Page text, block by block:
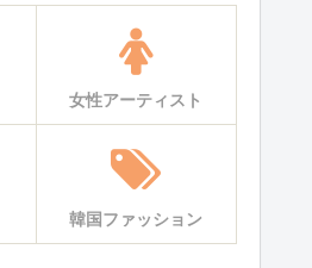
女性アーティスト
韓国ファッション